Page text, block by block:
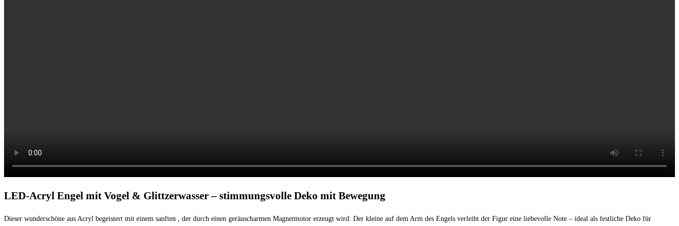
LED-Acryl Engel mit Vogel & Glittzerwasser – stimmungsvolle Deko mit Bewegung
Dieser wunderschöne aus Acryl begeistert mit einem sanften , der durch einen geräuscharmen Magnetmotor erzeugt wird. Der kleine auf dem Arm des Engels verleiht der Figur eine liebevolle Note – ideal als festliche Deko für